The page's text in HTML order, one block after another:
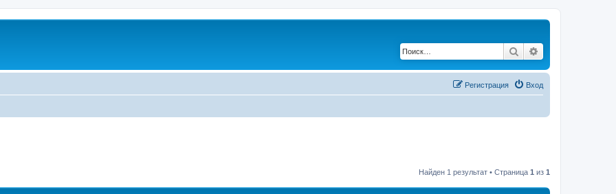
Поиск
Вход
Регистрация
Найден 1 результат • Страница 1 из 1